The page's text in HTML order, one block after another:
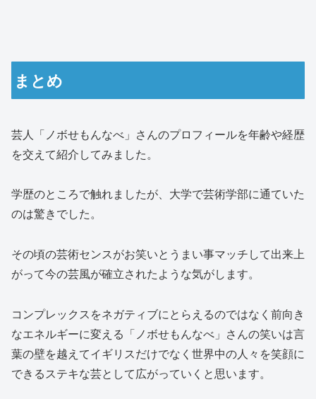
まとめ
芸人「ノボせもんなべ」さんのプロフィールを年齢や経歴
を交えて紹介してみました。
学歴のところで触れましたが、大学で芸術学部に通ていた
のは驚きでした。
その頃の芸術センスがお笑いとうまい事マッチして出来上
がって今の芸風が確立されたような気がします。
コンプレックスをネガティブにとらえるのではなく前向き
なエネルギーに変える「ノボせもんなべ」さんの笑いは言
葉の壁を越えてイギリスだけでなく世界中の人々を笑顔に
できるステキな芸として広がっていくと思います。